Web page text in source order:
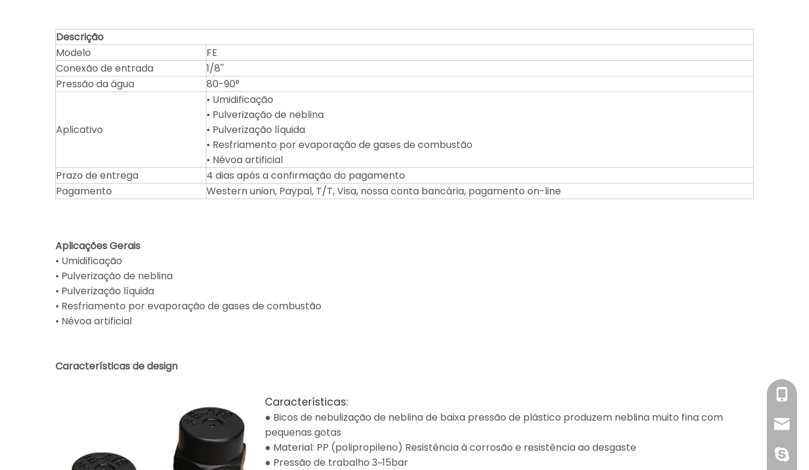
Descrição
Modelo
FE
Conexão de entrada
1/8''
Pressão da água
80-90°
Aplicativo
• Umidificação
• Pulverização de neblina
• Pulverização líquida
• Resfriamento por evaporação de gases de combustão
• Névoa artificial
Prazo de entrega
4 dias após a confirmação do pagamento
Pagamento
Western union, Paypal, T/T, Visa, nossa conta bancária, pagamento on-line
Aplicações Gerais
• Umidificação
• Pulverização de neblina
• Pulverização líquida
• Resfriamento por evaporação de gases de combustão
• Névoa artificial
Características de design
Características:
● Bicos de nebulização de neblina de baixa pressão de plástico produzem neblina muito fina com
pequenas gotas
● Material: PP (polipropileno) Resistência à corrosão e resistência ao desgaste
● Pressão de trabalho 3~15bar